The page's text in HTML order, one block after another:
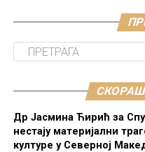
Др Јасмина Ћирић за
нестају материјални
културе у Северној